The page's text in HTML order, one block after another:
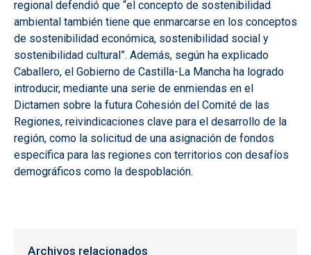
regional defendió que “el concepto de sostenibilidad
ambiental también tiene que enmarcarse en los conceptos
de sostenibilidad económica, sostenibilidad social y
sostenibilidad cultural”. Además, según ha explicado
Caballero, el Gobierno de Castilla-La Mancha ha logrado
introducir, mediante una serie de enmiendas en el
Dictamen sobre la futura Cohesión del Comité de las
Regiones, reivindicaciones clave para el desarrollo de la
región, como la solicitud de una asignación de fondos
específica para las regiones con territorios con desafíos
demográficos como la despoblación.
Archivos relacionados